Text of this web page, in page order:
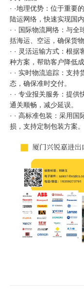
· ·地理优势：位于重要
陆运网络，快速实现国
· · 国际物流网络：与
括海运、空运，确保货
· · 灵活运输方式：根
种方案，帮助客户降低
· · 实时物流追踪：支
态，确保准时交付。
· · 专业报关服务：提
通关顺畅，减少延误。
· · 高标准包装：采用
损，支持定制包装方案。